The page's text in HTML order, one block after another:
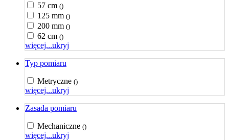
57 cm ()
125 mm ()
200 mm ()
62 cm ()
więcej...ukryj
Typ pomiaru
Metryczne ()
więcej...ukryj
Zasada pomiaru
Mechaniczne ()
więcej...ukryj